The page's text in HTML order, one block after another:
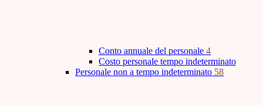
Conto annuale del personale 4
Costo personale tempo indeterminato
Personale non a tempo indeterminato 58